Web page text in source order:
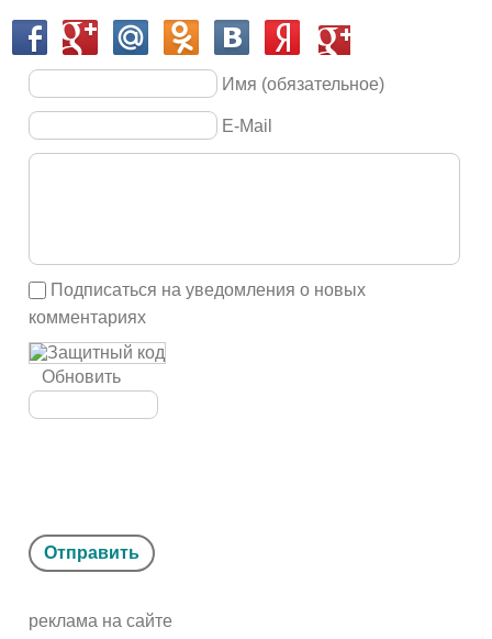
Имя (обязательное)
E-Mail
Подписаться на уведомления о новых
комментариях
Обновить
Отправить
реклама на сайте